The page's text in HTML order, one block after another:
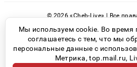
© 2026 «Cheb-Live» | Все
Возрастная категория
Политика
Мы используем cookie. Во время
соглашаетесь с тем, что мы
персональные данные с
Метрика, top.mail.ru,